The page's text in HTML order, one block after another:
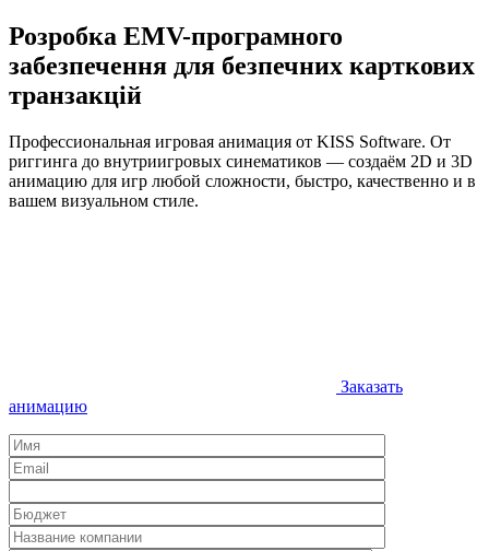
Розробка EMV-програмного
забезпечення для безпечних карткових
транзакцій
Профессиональная игровая анимация от KISS Software. От
риггинга до внутриигровых синематиков — создаём 2D и 3D
анимацию для игр любой сложности, быстро, качественно и в
вашем визуальном стиле.
Заказать
анимацию